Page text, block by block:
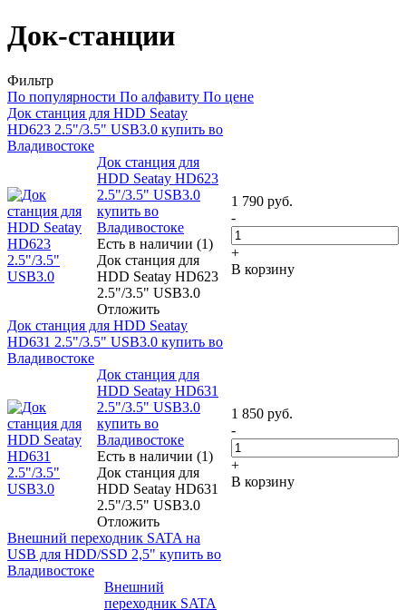
Док-станции
Фильтр
По популярности По алфавиту По цене
Док станция для HDD Seatay
HD623 2.5"/3.5" USB3.0 купить во
Владивостоке
Док станция для
HDD Seatay HD623
2.5"/3.5" USB3.0
купить во
Владивостоке
Есть в наличии (1)
Док станция для
HDD Seatay HD623
2.5"/3.5" USB3.0
Отложить
1 790 руб.
-
+
В корзину
Док станция для HDD Seatay
HD631 2.5"/3.5" USB3.0 купить во
Владивостоке
Док станция для
HDD Seatay HD631
2.5"/3.5" USB3.0
купить во
Владивостоке
Есть в наличии (1)
Док станция для
HDD Seatay HD631
2.5"/3.5" USB3.0
Отложить
1 850 руб.
-
+
В корзину
Внешний переходник SATA на
USB для HDD/SSD 2,5" купить во
Владивостоке
Внешний
переходник SATA